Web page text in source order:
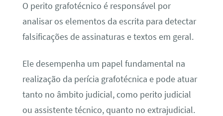
O perito grafotécnico é responsável por
analisar os elementos da escrita para detectar
falsificações de assinaturas e textos em geral.
Ele desempenha um papel fundamental na
realização da perícia grafotécnica e pode atuar
tanto no âmbito judicial, como perito judicial
ou assistente técnico, quanto no extrajudicial.